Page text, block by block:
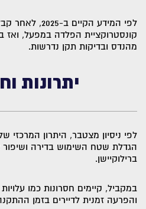
לפי המידע
קונסטרוקציית הפלדה במפעל,
מהנדס ובדיקות תקן נדרשות.
יתרונות
לפי ניסיון מצטבר, היתרון
הגדלת שטח השימוש בדירה ושיפור
ברילוקיישן.
במקביל, קיימים חסרונות כמו
והפרעה זמנית לדיירים בזמן